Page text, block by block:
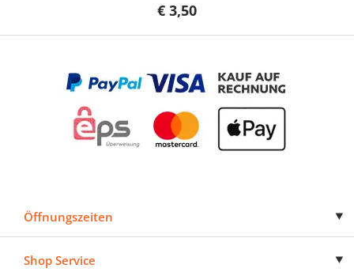
€ 3,50
Öffnungszeiten
Shop Service